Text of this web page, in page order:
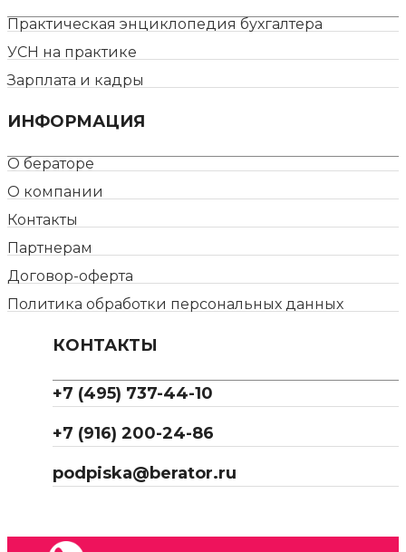
Практическая энциклопедия бухгалтера
УСН на практике
Зарплата и кадры
ИНФОРМАЦИЯ
О бераторе
О компании
Контакты
Партнерам
Договор-оферта
Политика обработки персональных данных
КОНТАКТЫ
+7 (495) 737-44-10
+7 (916) 200-24-86
podpiska@berator.ru